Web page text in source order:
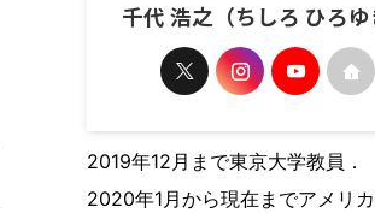
千代 浩之（ちしろ ひろゆ
2019年12月まで東京大学教員．
2020年1月から現在までアメリ